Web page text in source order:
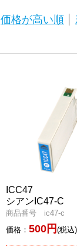
価格が高い順
ICC47
シアンIC47-C
商品番号 ic47-c
価格： 500円 (税込)